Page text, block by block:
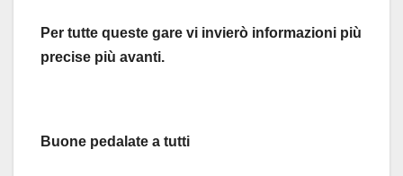
Per tutte queste gare vi invierò informazioni più
precise più avanti.
Buone pedalate a tutti